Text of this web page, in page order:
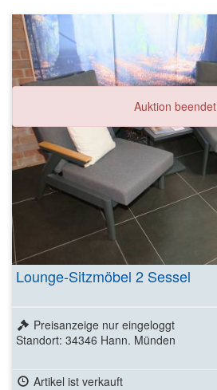
Auktion beendet
Lounge-Sitzmöbel 2 Sessel
Preisanzeige nur eingeloggt
Standort: 34346 Hann. Münden
Artikel ist verkauft